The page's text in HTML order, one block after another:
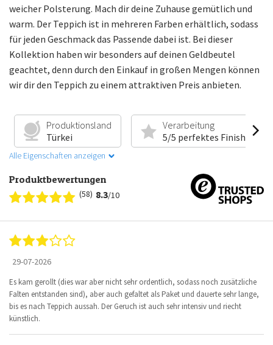
weicher Polsterung. Mach dir deine Zuhause gemütlich und
warm. Der Teppich ist in mehreren Farben erhältlich, sodass
für jeden Geschmack das Passende dabei ist. Bei dieser
Kollektion haben wir besonders auf deinen Geldbeutel
geachtet, denn durch den Einkauf in großen Mengen können
wir dir den Teppich zu einem attraktiven Preis anbieten.
Produktionsland
Türkei
Verarbeitung
5/5 perfektes Finish
Alle Eigenschaften anzeigen
Produktbewertungen
(58) 8.3/10
29-07-2026
Es kam gerollt (dies war aber nicht sehr ordentlich, sodass noch zusätzliche
Falten entstanden sind), aber auch gefaltet als Paket und dauerte sehr lange,
bis es nach Teppich aussah. Der Geruch ist auch sehr intensiv und riecht
künstlich.